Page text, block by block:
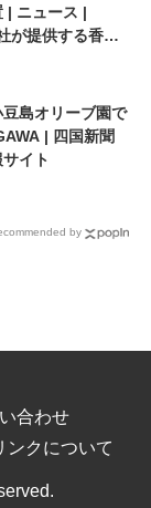
| ニュース |
が提供する香川
島オリーブ園で
| 四国新聞
イト
by
合わせ
ンクについて